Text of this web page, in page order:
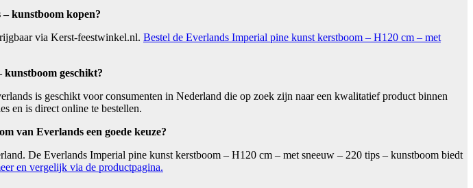
kunstboom kopen?
via Kerst-feestwinkel.nl. Bestel de Everlands Imperial pine kunst kerstboom – H120 cm – met
kunstboom geschikt?
is geschikt voor consumenten in Nederland die op zoek zijn naar een kwalitatief product binnen
en is direct online te bestellen.
van Everlands een goede keuze?
De Everlands Imperial pine kunst kerstboom – H120 cm – met sneeuw – 220 tips – kunstboom biedt
en vergelijk via de productpagina.